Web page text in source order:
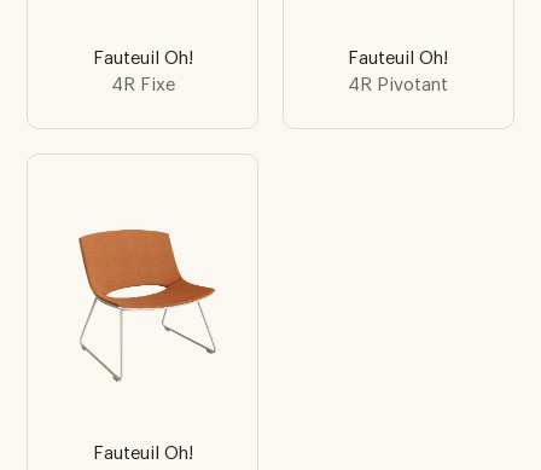
Fauteuil Oh!
4R Fixe
Fauteuil Oh!
4R Pivotant
Fauteuil Oh!